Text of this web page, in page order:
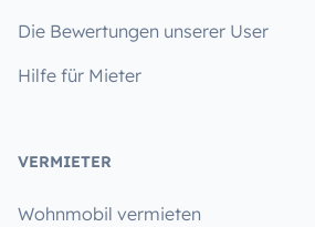
Die Bewertungen unserer User
Hilfe für Mieter
VERMIETER
Wohnmobil vermieten